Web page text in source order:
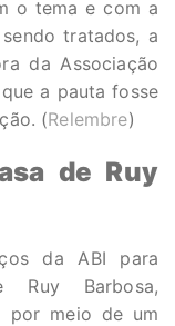
o tema e com a
tratados, a
da Associação
a pauta fosse
(Relembre)
de Ruy
da ABI para
Ruy Barbosa,
por meio de um